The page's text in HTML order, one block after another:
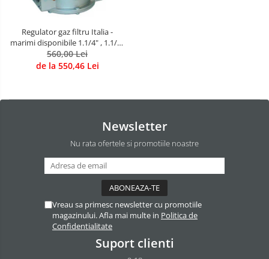
Regulator gaz filtru Italia -
marimi disponibile 1.1/4" , 1.1/2''
, 2''
560,00 Lei
de la 550,46 Lei
Newsletter
Nu rata ofertele si promotiile noastre
Vreau sa primesc newsletter cu promotiile
magazinului. Afla mai multe in Politica de
Confidentialitate
Suport clienti